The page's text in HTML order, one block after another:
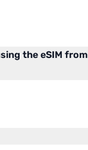
the eSIM from